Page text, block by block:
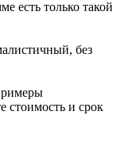
есть только такой
без
стоимость и срок